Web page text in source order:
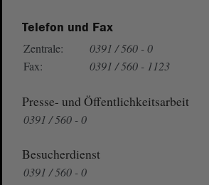
Telefon und Fax
Zentrale:
0391 / 560 - 0
Fax:
0391 / 560 - 1123
Presse- und Öffentlichkeitsarbeit
0391 / 560 - 0
Besucherdienst
0391 / 560 - 0